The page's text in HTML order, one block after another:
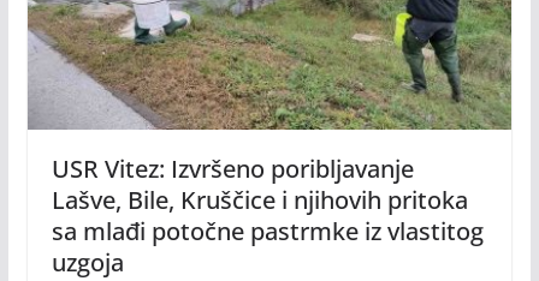
USR Vitez: Izvršeno poribljavanje
Lašve, Bile, Kruščice i njihovih pritoka
sa mlađi potočne pastrmke iz vlastitog
uzgoja